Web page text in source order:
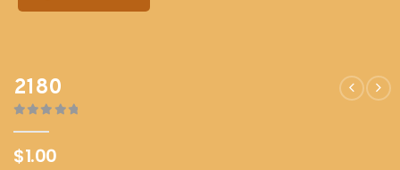
2180
$1.00